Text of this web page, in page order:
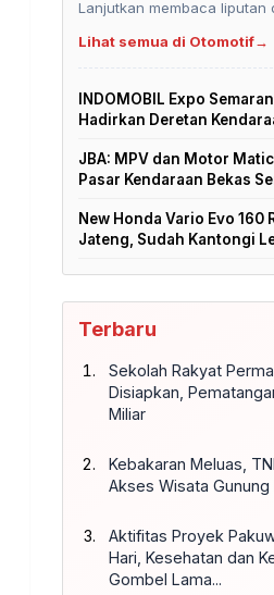
Lanjutkan membaca liputan
Lihat semua di Otomotif→
INDOMOBIL Expo
Hadirkan Deretan
JBA: MPV dan Motor
Pasar Kendaraan Bekas
New Honda Vario Evo 160
Jateng, Sudah Kantongi
Terbaru
Sekolah Rakyat
Disiapkan,
Miliar
Kebakaran Meluas,
Akses Wisata Gunung
Aktifitas Proyek
Hari, Kesehatan dan
Gombel Lama...